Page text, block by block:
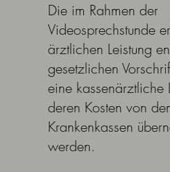
Die im Rahmen der
Videosprechstunde
ärztlichen Leistung
gesetzlichen
eine kassenärztliche
deren Kosten von
Krankenkassen
werden.